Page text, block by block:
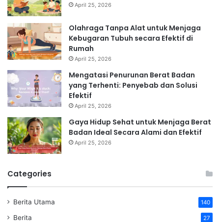
April 25, 2026
Olahraga Tanpa Alat untuk Menjaga
Kebugaran Tubuh secara Efektif di
Rumah
April 25, 2026
Mengatasi Penurunan Berat Badan
yang Terhenti: Penyebab dan Solusi
Efektif
April 25, 2026
Gaya Hidup Sehat untuk Menjaga Berat
Badan Ideal Secara Alami dan Efektif
April 25, 2026
Categories
Berita Utama 140
Berita 27